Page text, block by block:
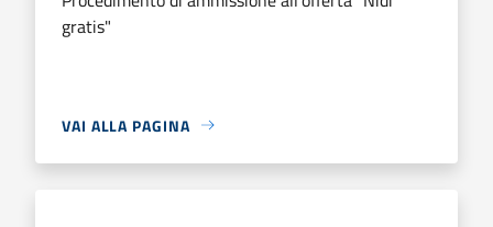
gratis"
VAI ALLA PAGINA